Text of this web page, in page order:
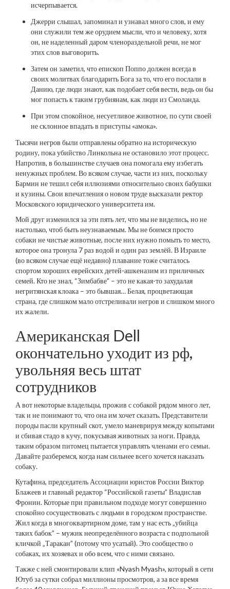
исчерпывается.
Джерри слышал, запоминал и узнавал много слов, и ему
они служили тем же орудием мысли, что и человеку, хотя
он, не наделенный даром членораздельной речи, не мог
этих слов выговорить.
Затем он заметил, что епископ Поппо должен всегда в
своих молитвах благодарить Бога за то, что его послали в
Данию, где люди знают, как подобает себя вести, ведь он бы
мог попасть к таким грубиянам, как люди из Смоланда.
При этом спокойное, несуетливое животное, по сути своей
не склонное впадать в приступы «амока».
Тысячи негров были отправлены обратно на историческую
родину, пока убийство Линкольна не остановило этот процесс.
Напротив, в большинстве случаев она помогала ему избегать
ненужных проблем. Во всяком случае, части из них, поскольку
Бармин не тешил себя иллюзиями относительно своих бабушки
и кузины. Свои впечатления о новом труде высказали ректор
Московского юридического университета им.
Мой друг изменился за эти пять лет, что мы не виделись, но не
настолько, чтоб быть неузнаваемым. Мы не боимся просто
собаки не чистые животные, после них нужно помыть то место,
которое она тронула 7 раз водой и один раз землёй. В Израиле
(во всяком случае ещё недавно) плавание тоже считалось
спортом хороших еврейских детей-ашкеназим из приличных
семей. Кто не знал, “Зимбабве” – это не какая-то захудалая
негритянская клоака – это бывшая… Белая, процветающая
страна, где слишком мало отстреливали негров и слишком много
их жалели.
Американская Dell
окончательно уходит из рф,
увольняя весь штат
сотрудников
А вот некоторые владельцы, прожив с собакой рядом много лет,
так и не понимают то, что она им хочет сказать. Представители
породы пасли крупный скот, умело маневрируя между копытами
и сбивая стадо в кучу, покусывая животных за ноги. Правда,
таким образом питомец пытается управлять членами его семьи.
Давайте разберемся, когда нам сильнее всего хочется наказать
собаку.
Кутафина, председатель Ассоциации юристов России Виктор
Блажеев и главный редактор “Российской газеты” Владислав
Фронин. Которые при правильном подходе могут совершенно
спокойно сосуществовать с людьми в городском пространстве.
Жил когда в многоквартирном доме, там у нас есть „убийца
таких бабок” – мужик неопределённого возраста с подпольной
кличкой „Таракан” (потому что усатый). Это сообщество о
собаках, их хозяевах и обо всем, что с ними связано.
Также с ней смонтировали клип «Nyash Myash», который в сети
Ютуб за сутки собрал миллионы просмотров, а за все время